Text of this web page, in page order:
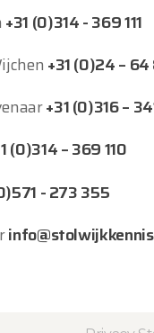
+31 (0)314 - 369 111
+31 (0)24 –
+31 (0)316 –
(0)314 – 369 110
- 273 355